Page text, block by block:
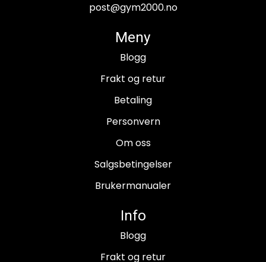
post@gym2000.no
Meny
Blogg
Frakt og retur
Betaling
Personvern
Om oss
Salgsbetingelser
Brukermanualer
Info
Blogg
Frakt og retur